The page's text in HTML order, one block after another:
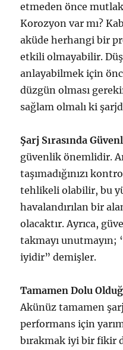
etmeden önce
Korozyon var mı?
aküde herhangi bir
etkili olmayabilir.
anlayabilmek için
düzgün olması
sağlam olmalı ki
Şarj Sırasında
güvenlik önemlidir.
taşımadığınızı
tehlikeli olabilir, bu
havalandırılan bir
olacaktır. Ayrıca,
takmayı unutmayın;
iyidir” demişler.
Tamamen Dolu
Akünüz tamamen
performans için
bırakmak iyi bir fikir